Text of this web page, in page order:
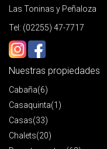
Las Toninas y Peñaloza
Tel: (02255) 47-7717
Nuestras propiedades
Cabaña(6)
Casaquinta(1)
Casas(33)
Chalets(20)